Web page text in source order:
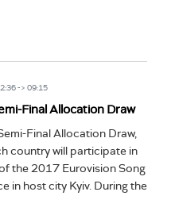
-> 09:15
Final Allocation Draw
Final Allocation Draw,
country will participate in
the 2017 Eurovision Song
in host city Kyiv. During the